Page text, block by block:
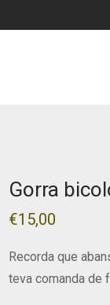
Gorra
€15,00
Recorda que
teva comanda de